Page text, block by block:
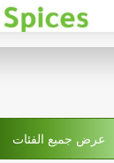
عرض جميع الفئات